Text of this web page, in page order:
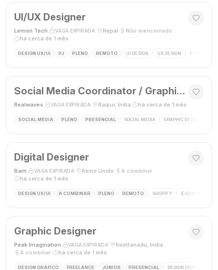
UI/UX Designer
Lemon Tech VAGA EXPIRADA Nepal Não mencionado
há cerca de 1 mês
DESIGN UX/UI PJ PLENO REMOTO UI DESIGN UX DESIGN FIGMA
Social Media Coordinator / Graphic Designer
Realwaves VAGA EXPIRADA Raipur, Índia há cerca de 1 mês
SOCIAL MEDIA PLENO PRESENCIAL SOCIAL MEDIA GRAPHIC DESIGN
Digital Designer
Barn VAGA EXPIRADA Reino Unido A combinar·
há cerca de 1 mês
DESIGN UX/UI A COMBINAR PLENO REMOTO SHOPIFY E-COMMERCE
Graphic Designer
Peak Imagination VAGA EXPIRADA Koottanadu, Índia
A combinar
há cerca de 1 mês
DESIGN GRÁFICO FREELANCE JÚNIOR PRESENCIAL DESIGN GRÁFICO